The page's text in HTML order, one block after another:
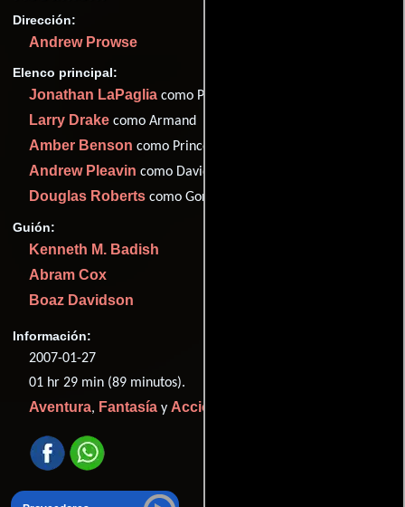
Dirección:
Andrew Prowse
Elenco principal:
Jonathan LaPaglia como Prince Seth of Delphi
Larry Drake como Armand
Amber Benson como Princess Amelia of Lockland
Andrew Pleavin como David
Douglas Roberts como Gorwin
Guión:
Kenneth M. Badish
Abram Cox
Boaz Davidson
Información:
2007-01-27
01 hr 29 min (89 minutos).
Aventura, Fantasía y Acción